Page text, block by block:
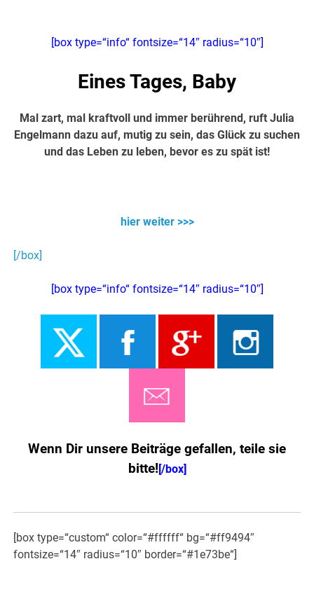
[box type=“info“ fontsize=“14″ radius=“10″]
Eines Tages, Baby
Mal zart, mal kraftvoll und immer berührend, ruft Julia
Engelmann dazu auf, mutig zu sein, das Glück zu suchen
und das Leben zu leben, bevor es zu spät ist!
hier weiter >>>
[/box]
[box type=“info“ fontsize=“14″ radius=“10″]
Wenn Dir unsere Beiträge gefallen, teile sie
bitte! [/box]
[box type=“custom“ color=“#ffffff“ bg=“#ff9494″
fontsize=“14″ radius=“10″ border=“#1e73be“]